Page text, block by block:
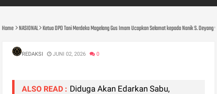
Home NASIONAL Ketua DPD Tani Merdeka Magelang Gus Imam Ucapkan Selamat kepada Nanik S.
REDAKSI JUNI 02, 2026 0
ALSO READ : Diduga Akan Edarkan Sabu,